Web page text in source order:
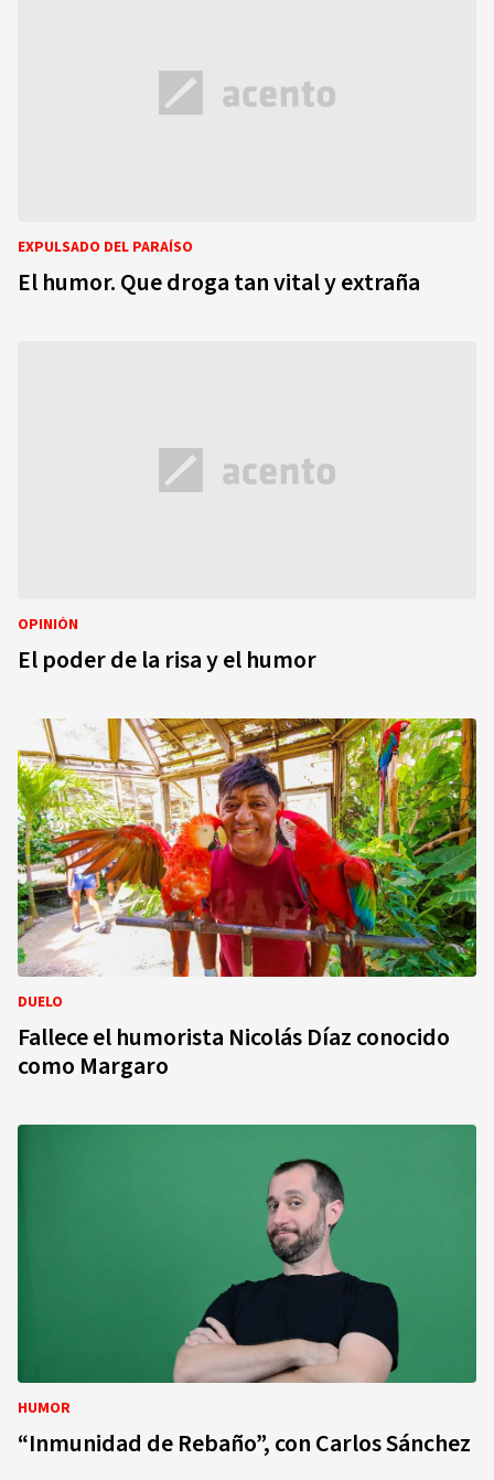
EXPULSADO DEL PARAÍSO
El humor. Que droga tan vital y extraña
OPINIÓN
El poder de la risa y el humor
DUELO
Fallece el humorista Nicolás Díaz conocido
como Margaro
HUMOR
“Inmunidad de Rebaño”, con Carlos Sánchez